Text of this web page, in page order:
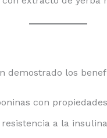
demostrado los
con
a la